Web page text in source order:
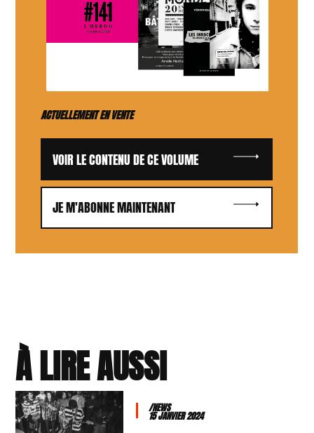
ACTUELLEMENT EN VENTE
VOIR LE CONTENU DE CE VOLUME
JE M'ABONNE MAINTENANT
À LIRE AUSSI
/NEWS
15 JANVIER 2024